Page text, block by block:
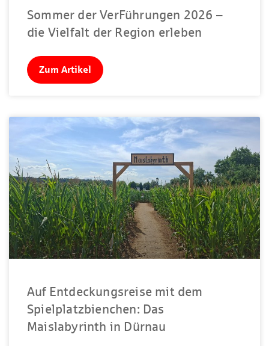
Sommer der VerFührungen 2026 –
die Vielfalt der Region erleben
Zum Artikel
Auf Entdeckungsreise mit dem
Spielplatzbienchen: Das
Maislabyrinth in Dürnau